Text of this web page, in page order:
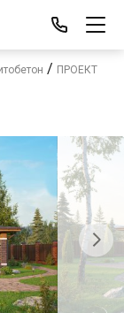
/ ПРОЕКТ